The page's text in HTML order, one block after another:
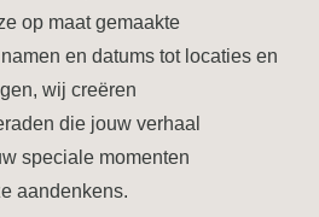
op maat gemaakte
en datums tot locaties en
wij creëren
die jouw verhaal
speciale momenten
aandenkens.